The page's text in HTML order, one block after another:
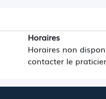
Horaires
Horaires non
contacter le